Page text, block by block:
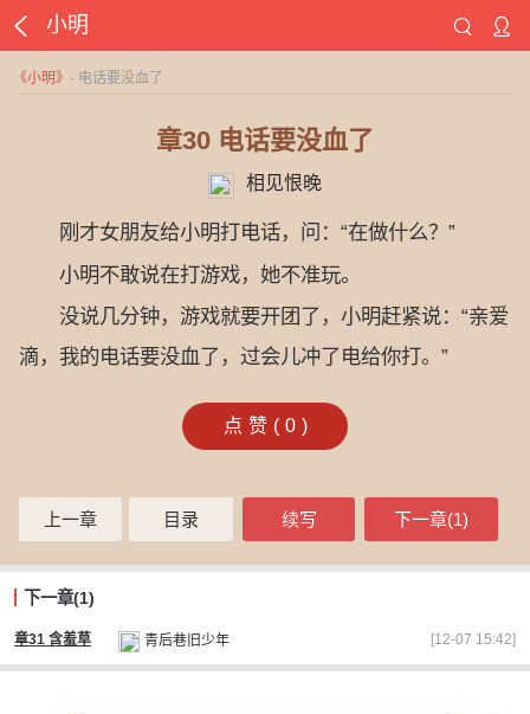
小明
《小明》 - 电话要没血了
章30 电话要没血了
相见恨晚
刚才女朋友给小明打电话，问：“在做什么？”
小明不敢说在打游戏，她不准玩。
没说几分钟，游戏就要开团了，小明赶紧说：“亲爱
滴，我的电话要没血了，过会儿冲了电给你打。”
点赞( 0 )
上一章 目录 续写 下一章(1)
下一章(1)
章31 含羞草 青后巷旧少年 [12-07 15:42]